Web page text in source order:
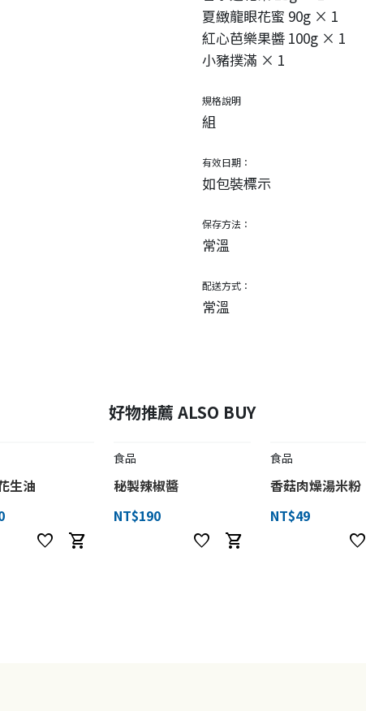
夏緻龍眼花蜜 90g × 1
紅心芭樂果醬 100g × 1
小豬撲滿 × 1
規格說明
組
有效日期：
如包裝標示
保存方法：
常溫
配送方式：
常溫
好物推薦 ALSO BUY
生油
favorite shopping_cart
食品
秘製辣椒醬
NT$190
favorite shopping_cart
食品
香菇肉燥湯米粉
NT$49
favorite